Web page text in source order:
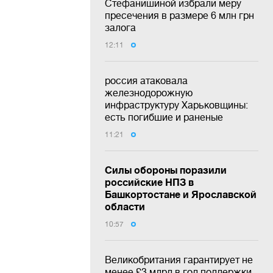
Стефанишиной избрали меру
пресечения в размере 6 млн грн
залога
12:11
россия атаковала
железнодорожную
инфраструктуру Харьковщины:
есть погибшие и раненые
11:21
Силы обороны поразили
российские НПЗ в
Башкортостане и Ярославской
области
10:57
Великобритания гарантирует не